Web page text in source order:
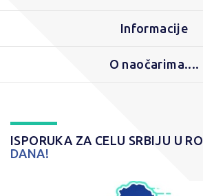
Informacije
O naočarima....
ISPORUKA ZA CELU SRBIJU U
DANA!